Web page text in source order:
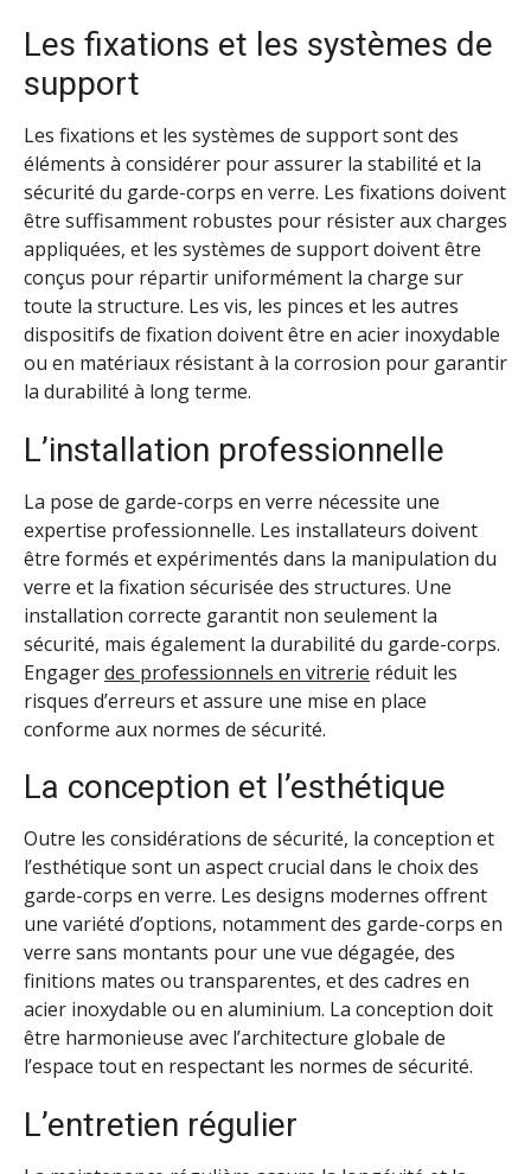
Les fixations et les systèmes de
support
Les fixations et les systèmes de support sont des
éléments à considérer pour assurer la stabilité et la
sécurité du garde-corps en verre. Les fixations doivent
être suffisamment robustes pour résister aux charges
appliquées, et les systèmes de support doivent être
conçus pour répartir uniformément la charge sur
toute la structure. Les vis, les pinces et les autres
dispositifs de fixation doivent être en acier inoxydable
ou en matériaux résistant à la corrosion pour garantir
la durabilité à long terme.
L’installation professionnelle
La pose de garde-corps en verre nécessite une
expertise professionnelle. Les installateurs doivent
être formés et expérimentés dans la manipulation du
verre et la fixation sécurisée des structures. Une
installation correcte garantit non seulement la
sécurité, mais également la durabilité du garde-corps.
Engagerdes professionnels en vitrerie réduit les
risques d’erreurs et assure une mise en place
conforme aux normes de sécurité.
La conception et l’esthétique
Outre les considérations de sécurité, la conception et
l’esthétique sont un aspect crucial dans le choix des
garde-corps en verre. Les designs modernes offrent
une variété d’options, notamment des garde-corps en
verre sans montants pour une vue dégagée, des
finitions mates ou transparentes, et des cadres en
acier inoxydable ou en aluminium. La conception doit
être harmonieuse avec l’architecture globale de
l’espace tout en respectant les normes de sécurité.
L’entretien régulier